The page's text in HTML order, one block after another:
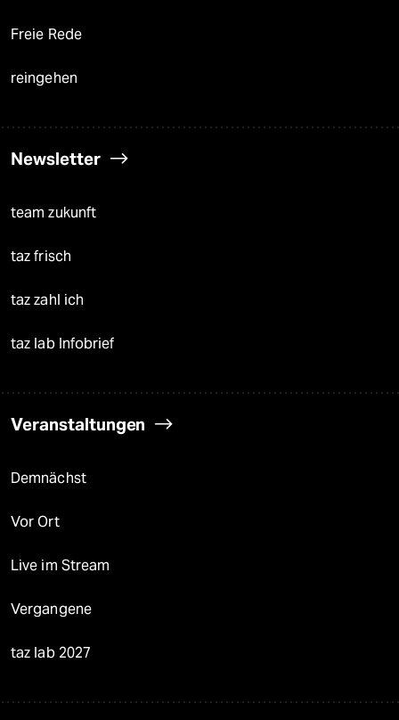
Freie Rede
reingehen
Newsletter
team zukunft
taz frisch
taz zahl ich
taz lab Infobrief
Veranstaltungen
Demnächst
Vor Ort
Live im Stream
Vergangene
taz lab 2027